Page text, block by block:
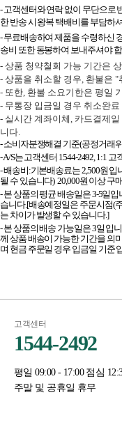
- 고객센터와 연락 없이 무단으로
한 반송 시 왕복 택배비를 부담하
- 무료배송하여 제품을 수령하신
송비 또한 동봉하여 보내주셔야
- 상품 청약철회 가능 기간은
- 상품을 취소할 경우, 환불은 "
- 또한, 환불 소요기한은 평일
- 무통장 입금일 경우 취소완
- 실시간 계좌이체, 카드결제
니다.
- 소비자분쟁해결 기준(공정거래
- A/S는 고객센터 1544-2492, 1:1
- 배송비:기본배송료는 2,500원
될 수 있습니다) 20,000원 이상 구
- 본 상품의 평균 배송일은 3-5일
습니다.[배송예정일은 주문시점(
는 차이가 발생할 수 있습니다.]
- 본 상품의 배송 가능일은 3일 입
께 상품 배송이 가능한 기간을 의
며 현금 주문일 경우 입금일 기준
고객센터
1544-2492
평일 09:00 - 17:00 점심
주말 및 공휴일 휴무